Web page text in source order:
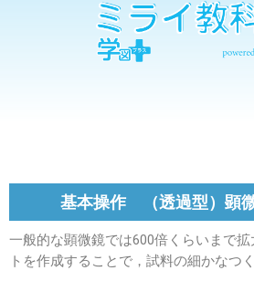
基本操作 （透過型）顕
一般的な顕微鏡では600倍くらいまで
トを作成することで，試料の細かなつ